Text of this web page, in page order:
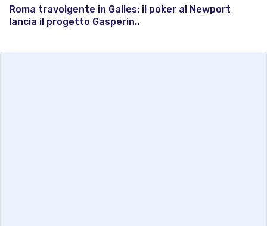
Roma travolgente in Galles: il poker al Newport
lancia il progetto Gasperin..